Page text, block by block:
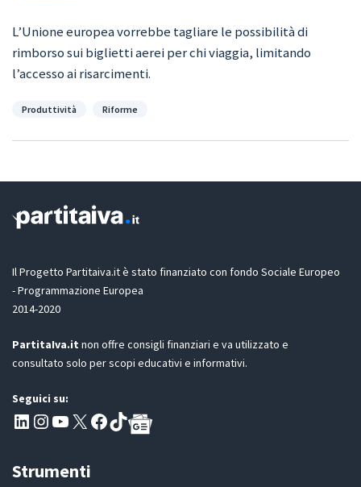
L’Unione europea vorrebbe tagliare le possibilità di
rimborso sui biglietti aerei per chi viaggia, limitando
l’accesso ai risarcimenti.
Categorie
Produttività Riforme
Il Progetto Partitaiva.it è stato finanziato con fondo Sociale Europeo
- Programmazione Europea
2014-2020
PartitaIva.it non offre consigli finanziari e va utilizzato e
consultato solo per scopi educativi e informativi.
Seguici su:
Pagina LinkedIn PartitaIva
Instagram
Canale YouTube Evoluzione - Partitaiva.it
X Segui PartitaIva su Facebook
TikTok
Strumenti